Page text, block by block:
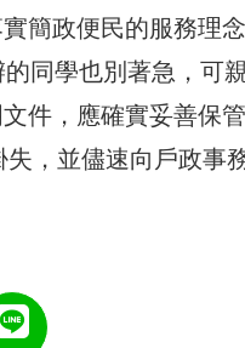
簡政便民的服務理
同學也別著急，可
件，應確實妥善保
，並儘速向戶政事